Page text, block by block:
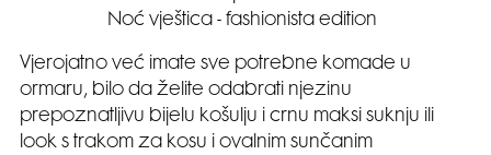
Noć vještica - fashionista edition
Vjerojatno već imate sve potrebne komade u
ormaru, bilo da želite odabrati njezinu
prepoznatljivu bijelu košulju i crnu maksi suknju ili
look s trakom za kosu i ovalnim sunčanim